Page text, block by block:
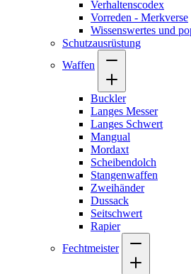
Verhaltenscodex
Vorreden - Merkverse
Wissenswertes und
Schutzausrüstung
Waffen
Buckler
Langes Messer
Langes Schwert
Mangual
Mordaxt
Scheibendolch
Stangenwaffen
Zweihänder
Dussack
Seitschwert
Rapier
Fechtmeister